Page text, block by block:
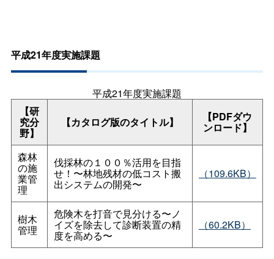
平成21年度実施課題
平成21年度実施課題
【研
究分
野】
【カタログ版のタイトル】 【PDFダウ
ンロード】
森林
の施
業管
理
伐採林の１００％活用を目指
せ！〜林地残材の低コスト搬
出システムの開発〜
（109.6KB）
樹木
管理
危険木を打音で見分ける〜ノ
イズを除去して診断装置の精
度を高める〜
（60.2KB）